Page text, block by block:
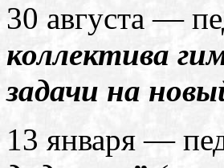
30 августа —
коллектива
задачи на
13 января —